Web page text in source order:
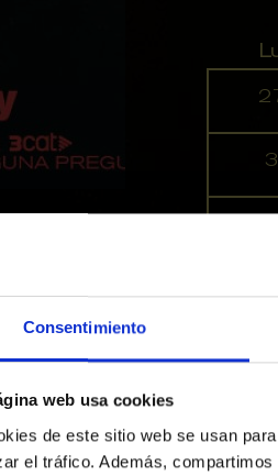
Consentimiento
web usa cookies
de este sitio web se usan
el tráfico. Además,
No
3